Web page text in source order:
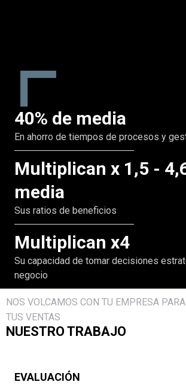
40% de media
En ahorro de tiempos de procesos y
Multiplican x 1,5 -
media
Sus ratios de beneficios
Multiplican x4
Su capacidad de tomar decisiones
negocio
NOS VOLCAMOS CON TU EMPRESA
TUS VENTAS
NUESTRO TRABAJO
EVALUACIÓN